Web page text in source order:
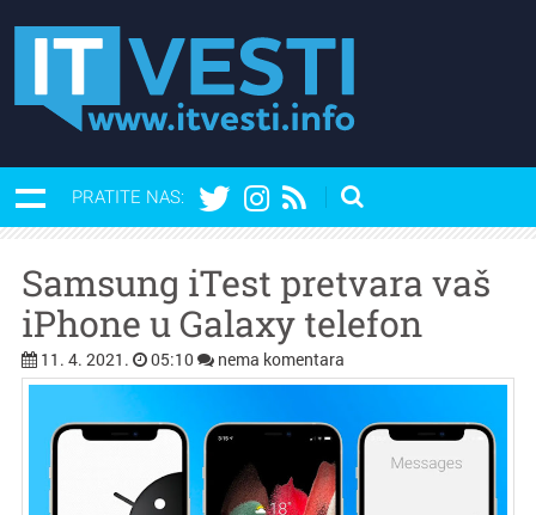
PRATITE NAS:
Samsung iTest pretvara vaš
iPhone u Galaxy telefon
11. 4. 2021. 05:10 nema komentara